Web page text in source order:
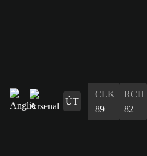
ÚT
CLK
89
RCH
82